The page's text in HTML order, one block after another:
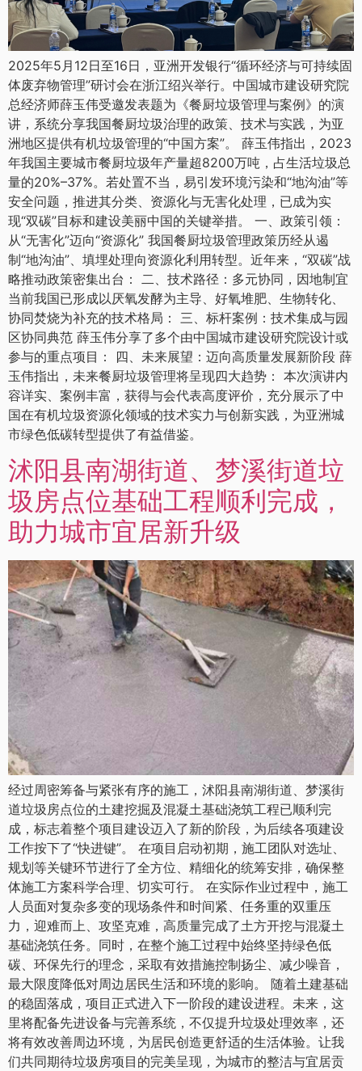
2025年5月12日至16日，亚洲开发银行“循环经济与可持续固
体废弃物管理”研讨会在浙江绍兴举行。中国城市建设研究院
总经济师薛玉伟受邀发表题为《餐厨垃圾管理与案例》的演
讲，系统分享我国餐厨垃圾治理的政策、技术与实践，为亚
洲地区提供有机垃圾管理的“中国方案”。 薛玉伟指出，2023
年我国主要城市餐厨垃圾年产量超8200万吨，占生活垃圾总
量的20%–37%。若处置不当，易引发环境污染和“地沟油”等
安全问题，推进其分类、资源化与无害化处理，已成为实
现“双碳”目标和建设美丽中国的关键举措。 一、政策引领：
从“无害化”迈向“资源化” 我国餐厨垃圾管理政策历经从遏
制“地沟油”、填埋处理向资源化利用转型。近年来，“双碳”战
略推动政策密集出台： 二、技术路径：多元协同，因地制宜
当前我国已形成以厌氧发酵为主导、好氧堆肥、生物转化、
协同焚烧为补充的技术格局： 三、标杆案例：技术集成与园
区协同典范 薛玉伟分享了多个由中国城市建设研究院设计或
参与的重点项目： 四、未来展望：迈向高质量发展新阶段 薛
玉伟指出，未来餐厨垃圾管理将呈现四大趋势： 本次演讲内
容详实、案例丰富，获得与会代表高度评价，充分展示了中
国在有机垃圾资源化领域的技术实力与创新实践，为亚洲城
市绿色低碳转型提供了有益借鉴。
沭阳县南湖街道、梦溪街道垃
圾房点位基础工程顺利完成，
助力城市宜居新升级
经过周密筹备与紧张有序的施工，沭阳县南湖街道、梦溪街
道垃圾房点位的土建挖掘及混凝土基础浇筑工程已顺利完
成，标志着整个项目建设迈入了新的阶段，为后续各项建设
工作按下了“快进键”。 在项目启动初期，施工团队对选址、
规划等关键环节进行了全方位、精细化的统筹安排，确保整
体施工方案科学合理、切实可行。 在实际作业过程中，施工
人员面对复杂多变的现场条件和时间紧、任务重的双重压
力，迎难而上、攻坚克难，高质量完成了土方开挖与混凝土
基础浇筑任务。同时，在整个施工过程中始终坚持绿色低
碳、环保先行的理念，采取有效措施控制扬尘、减少噪音，
最大限度降低对周边居民生活和环境的影响。 随着土建基础
的稳固落成，项目正式进入下一阶段的建设进程。未来，这
里将配备先进设备与完善系统，不仅提升垃圾处理效率，还
将有效改善周边环境，为居民创造更舒适的生活体验。让我
们共同期待垃圾房项目的完美呈现，为城市的整洁与宜居贡